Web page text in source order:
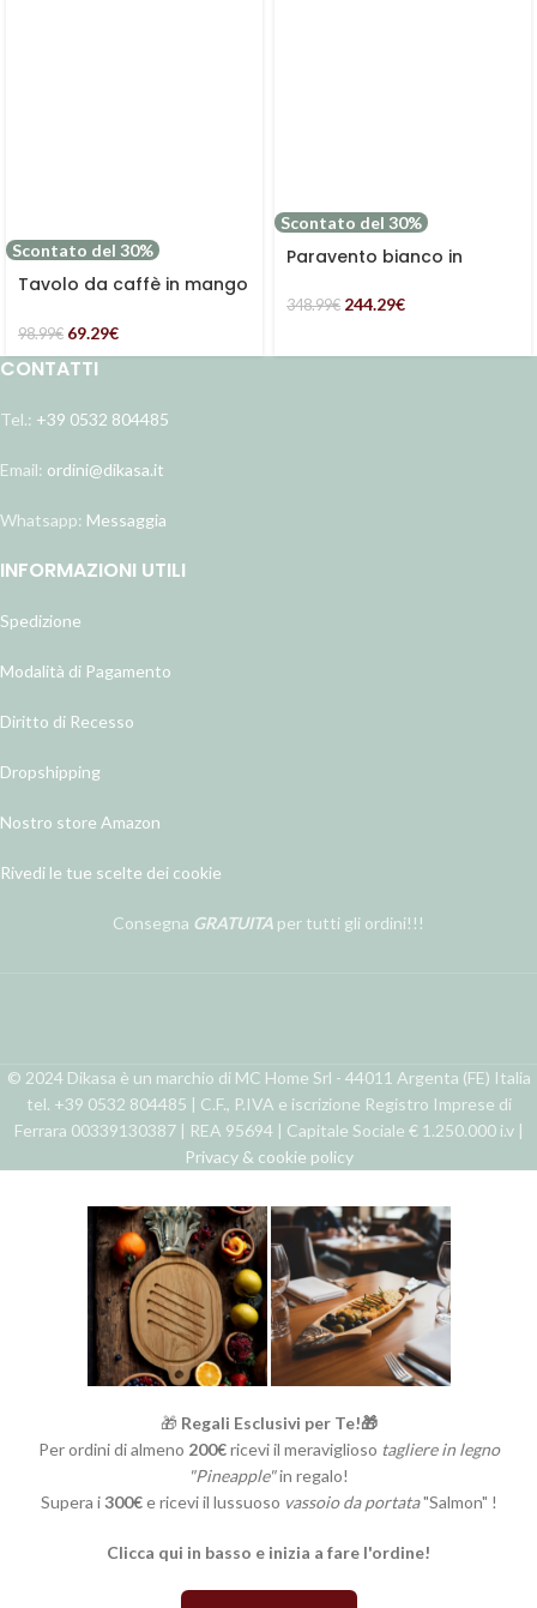
Scontato del 30%
Tavolo da caffè in mango
98.99€ 69.29€
Scontato del 30%
Paravento bianco in
348.99€ 244.29€
CONTATTI
Tel.: +39 0532 804485
Email: ordini@dikasa.it
Whatsapp: Messaggia
INFORMAZIONI UTILI
Spedizione
Modalità di Pagamento
Diritto di Recesso
Dropshipping
Nostro store Amazon
Rivedi le tue scelte dei cookie
Consegna GRATUITA per tutti gli ordini!!!
© 2024 Dikasa è un marchio di MC Home Srl - 44011 Argenta (FE) Italia
tel. +39 0532 804485 | C.F., P.IVA e iscrizione Registro Imprese di
Ferrara 00339130387 | REA 95694 | Capitale Sociale € 1.250.000 i.v |
Privacy & cookie policy
🎁 Regali Esclusivi per Te!🎁
Per ordini di almeno 200€ricevi il meraviglioso tagliere in legno
"Pineapple"in regalo!
Supera i300€e ricevi il lussuoso vassoio da portata"Salmon" !
Clicca qui in basso e inizia a fare l'ordine!